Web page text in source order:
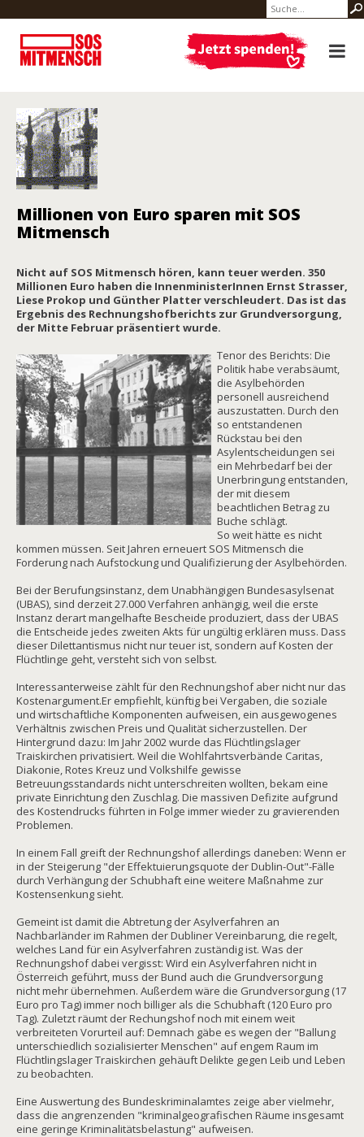
Millionen von Euro sparen mit SOS
Mitmensch
Nicht auf SOS Mitmensch hören, kann teuer werden. 350
Millionen Euro haben die InnenministerInnen Ernst Strasser,
Liese Prokop und Günther Platter verschleudert. Das ist das
Ergebnis des Rechnungshofberichts zur Grundversorgung,
der Mitte Februar präsentiert wurde.
Tenor des Berichts: Die
Politik habe verabsäumt,
die Asylbehörden
personell ausreichend
auszustatten. Durch den
so entstandenen
Rückstau bei den
Asylentscheidungen sei
ein Mehrbedarf bei der
Unerbringung entstanden,
der mit diesem
beachtlichen Betrag zu
Buche schlägt.
So weit hätte es nicht
kommen müssen. Seit Jahren erneuert SOS Mitmensch die
Forderung nach Aufstockung und Qualifizierung der Asylbehörden.
Bei der Berufungsinstanz, dem Unabhängigen Bundesasylsenat
(UBAS), sind derzeit 27.000 Verfahren anhängig, weil die erste
Instanz derart mangelhafte Bescheide produziert, dass der UBAS
die Entscheide jedes zweiten Akts für ungültig erklären muss. Dass
dieser Dilettantismus nicht nur teuer ist, sondern auf Kosten der
Flüchtlinge geht, versteht sich von selbst.
Interessanterweise zählt für den Rechnungshof aber nicht nur das
Kostenargument.Er empfiehlt, künftig bei Vergaben, die soziale
und wirtschaftliche Komponenten aufweisen, ein ausgewogenes
Verhältnis zwischen Preis und Qualität sicherzustellen. Der
Hintergrund dazu: Im Jahr 2002 wurde das Flüchtlingslager
Traiskirchen privatisiert. Weil die Wohlfahrtsverbände Caritas,
Diakonie, Rotes Kreuz und Volkshilfe gewisse
Betreuungsstandards nicht unterschreiten wollten, bekam eine
private Einrichtung den Zuschlag. Die massiven Defizite aufgrund
des Kostendrucks führten in Folge immer wieder zu gravierenden
Problemen.
In einem Fall greift der Rechnungshof allerdings daneben: Wenn er
in der Steigerung "der Effektuierungsquote der Dublin-Out"-Fälle
durch Verhängung der Schubhaft eine weitere Maßnahme zur
Kostensenkung sieht.
Gemeint ist damit die Abtretung der Asylverfahren an
Nachbarländer im Rahmen der Dubliner Vereinbarung, die regelt,
welches Land für ein Asylverfahren zuständig ist. Was der
Rechnungshof dabei vergisst: Wird ein Asylverfahren nicht in
Österreich geführt, muss der Bund auch die Grundversorgung
nicht mehr übernehmen. Außerdem wäre die Grundversorgung (17
Euro pro Tag) immer noch billiger als die Schubhaft (120 Euro pro
Tag). Zuletzt räumt der Rechungshof noch mit einem weit
verbreiteten Vorurteil auf: Demnach gäbe es wegen der "Ballung
unterschiedlich sozialisierter Menschen" auf engem Raum im
Flüchtlingslager Traiskirchen gehäuft Delikte gegen Leib und Leben
zu beobachten.
Eine Auswertung des Bundeskriminalamtes zeige aber vielmehr,
dass die angrenzenden "kriminalgeografischen Räume insgesamt
eine geringe Kriminalitätsbelastung" aufweisen.